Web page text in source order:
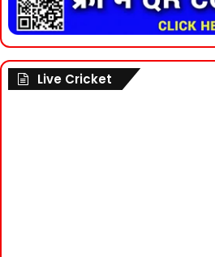
Live Cricket